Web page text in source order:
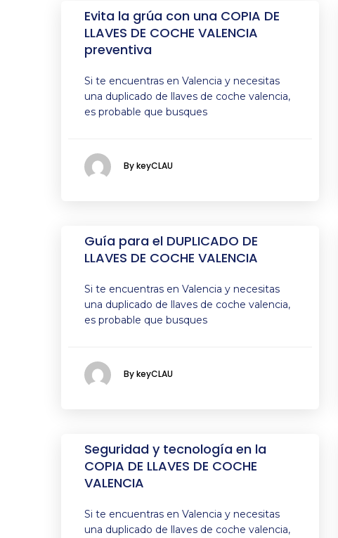
Evita la grúa con una COPIA DE
LLAVES DE COCHE VALENCIA
preventiva
Si te encuentras en Valencia y necesitas
una duplicado de llaves de coche valencia,
es probable que busques
By keyCLAU
Guía para el DUPLICADO DE
LLAVES DE COCHE VALENCIA
Si te encuentras en Valencia y necesitas
una duplicado de llaves de coche valencia,
es probable que busques
By keyCLAU
Seguridad y tecnología en la
COPIA DE LLAVES DE COCHE
VALENCIA
Si te encuentras en Valencia y necesitas
una duplicado de llaves de coche valencia,